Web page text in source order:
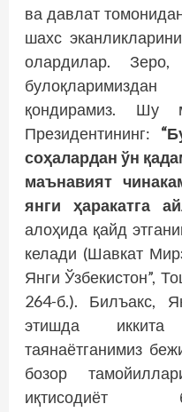
ва давлат
шахс
олардилар.
қондирамиз. Шу
Президентининг:
соҳалардан ўн
маънавият
янги ҳаракатга
алоҳида қайд
келади (Шавкат
Янги Ўзбекистон”,
264-б.). Билъакс,
этишда иккита
таянаётганимиз
бозор
иқтисодиёт